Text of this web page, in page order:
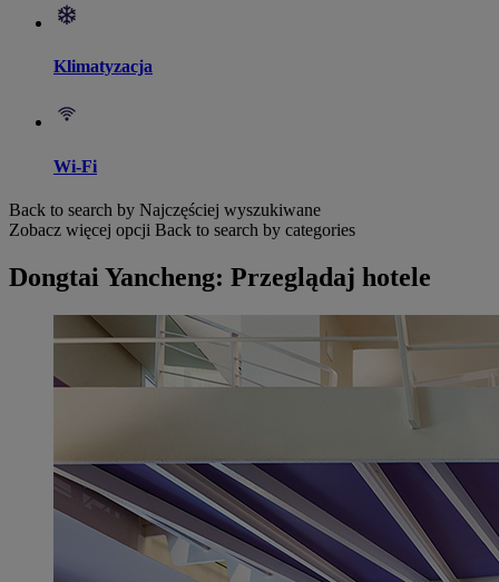
Klimatyzacja
Wi-Fi
Back to search by Najczęściej wyszukiwane
Zobacz więcej opcji Back to search by categories
Dongtai Yancheng: Przeglądaj hotele